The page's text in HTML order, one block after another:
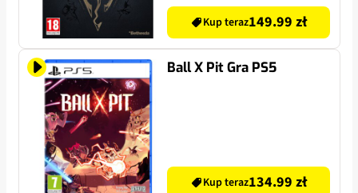
Kup teraz149.99 zł
Ball X Pit Gra PS5
Kup teraz134.99 zł